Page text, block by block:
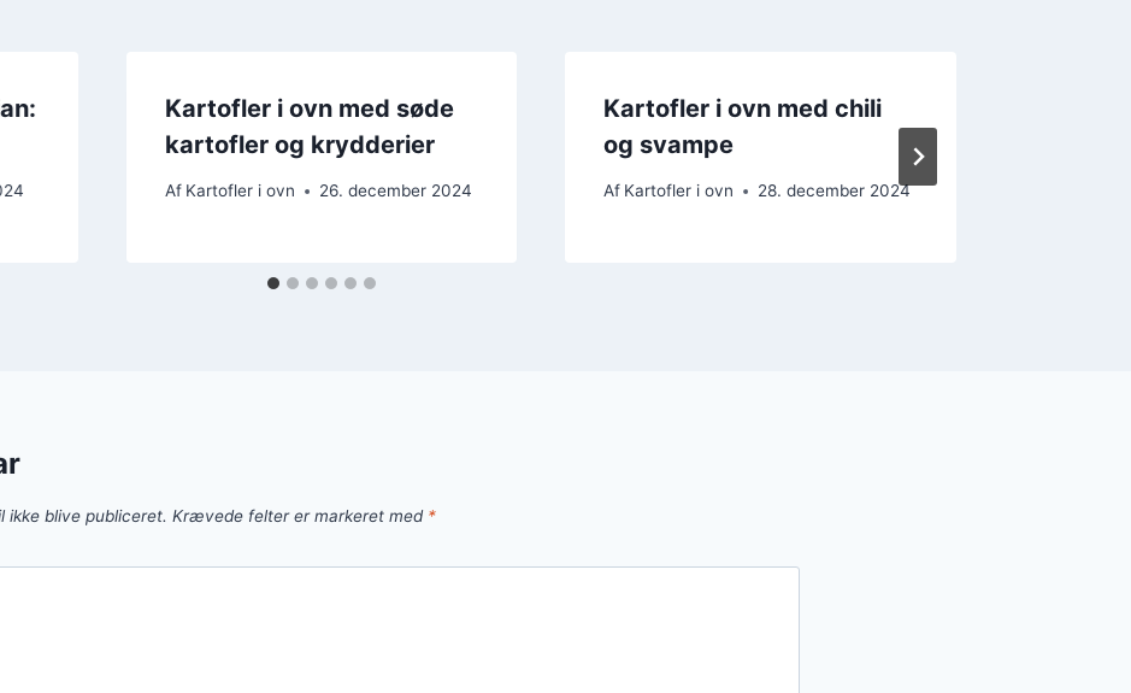
Kartofler i ovn med søde
kartofler og krydderier
Af Kartofler i ovn 26. december 2024
Kartofler i ovn med chili
og svampe
Af Kartofler i ovn 28. december 2024
ikke blive publiceret. Krævede felter er markeret med *